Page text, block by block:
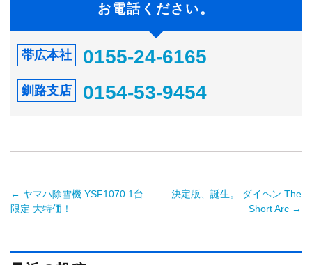
お電話ください。
帯広本社 0155-24-6165
釧路支店 0154-53-9454
← ヤマハ除雪機 YSF1070 1台
限定 大特価！
決定版、誕生。 ダイヘン The
Short Arc →